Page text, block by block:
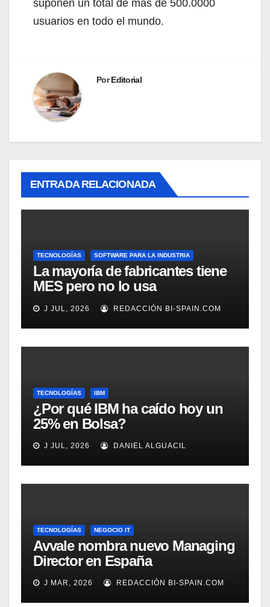
suponen un total de más de 500.0000
usuarios en todo el mundo.
PorEditorial
ENTRADA RELACIONADA
TECNOLOGÍAS SOFTWARE PARA LA INDUSTRIA
La mayoría de fabricantes tiene
MES pero no lo usa
adecuadamente, según
Rockwell Automation
J JUL, 2026 REDACCIÓN BI-SPAIN.COM
TECNOLOGÍAS IBM
¿Por qué IBM ha caído hoy un
25% en Bolsa?
J JUL, 2026 DANIEL ALGUACIL
TECNOLOGÍAS NEGOCIO IT
Avvale nombra nuevo Managing
Director en España
J MAR, 2026 REDACCIÓN BI-SPAIN.COM